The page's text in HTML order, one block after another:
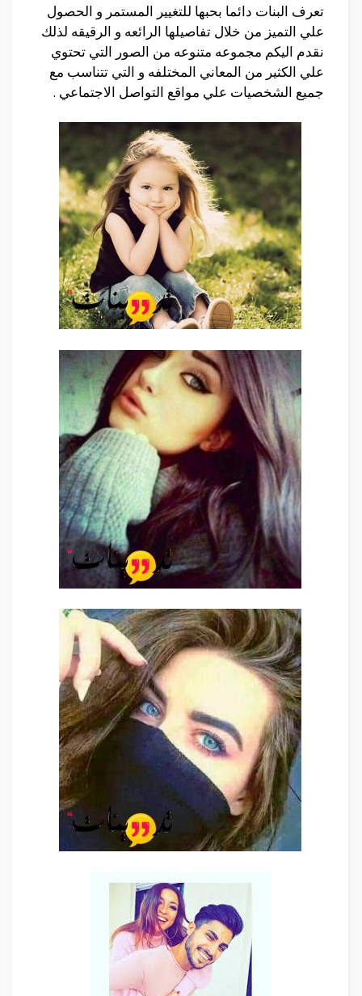
تعرف البنات دائما بحبها للتغيير المستمر و الحصول
علي التميز من خلال تفاصيلها الرائعه و الرقيقه لذلك
نقدم اليكم مجموعه متنوعه من الصور التي تحتوي
علي الكثير من المعاني المختلفه و التي تتناسب مع
جميع الشخصيات علي مواقع التواصل الاجتماعي .